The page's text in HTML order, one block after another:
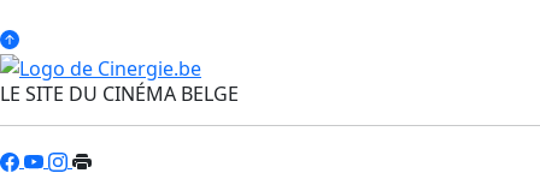
LE SITE DU CINÉMA BELGE